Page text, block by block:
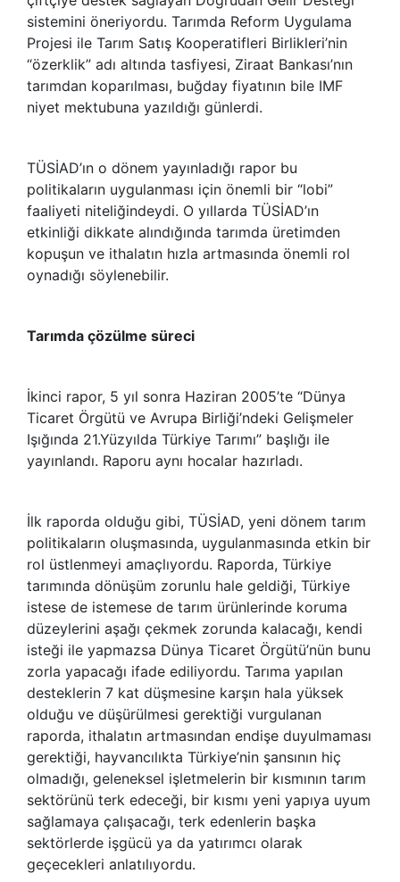
sistemini öneriyordu. Tarımda Reform Uygulama
Projesi ile Tarım Satış Kooperatifleri Birlikleri’nin
“özerklik” adı altında tasfiyesi, Ziraat Bankası’nın
tarımdan koparılması, buğday fiyatının bile IMF
niyet mektubuna yazıldığı günlerdi.
TÜSİAD’ın o dönem yayınladığı rapor bu
politikaların uygulanması için önemli bir “lobi”
faaliyeti niteliğindeydi. O yıllarda TÜSİAD’ın
etkinliği dikkate alındığında tarımda üretimden
kopuşun ve ithalatın hızla artmasında önemli rol
oynadığı söylenebilir.
Tarımda çözülme süreci
İkinci rapor, 5 yıl sonra Haziran 2005’te “Dünya
Ticaret Örgütü ve Avrupa Birliği’ndeki Gelişmeler
Işığında 21.Yüzyılda Türkiye Tarımı” başlığı ile
yayınlandı. Raporu aynı hocalar hazırladı.
İlk raporda olduğu gibi, TÜSİAD, yeni dönem tarım
politikaların oluşmasında, uygulanmasında etkin bir
rol üstlenmeyi amaçlıyordu. Raporda, Türkiye
tarımında dönüşüm zorunlu hale geldiği, Türkiye
istese de istemese de tarım ürünlerinde koruma
düzeylerini aşağı çekmek zorunda kalacağı, kendi
isteği ile yapmazsa Dünya Ticaret Örgütü’nün bunu
zorla yapacağı ifade ediliyordu. Tarıma yapılan
desteklerin 7 kat düşmesine karşın hala yüksek
olduğu ve düşürülmesi gerektiği vurgulanan
raporda, ithalatın artmasından endişe duyulmaması
gerektiği, hayvancılıkta Türkiye’nin şansının hiç
olmadığı, geleneksel işletmelerin bir kısmının tarım
sektörünü terk edeceği, bir kısmı yeni yapıya uyum
sağlamaya çalışacağı, terk edenlerin başka
sektörlerde işgücü ya da yatırımcı olarak
geçecekleri anlatılıyordu.